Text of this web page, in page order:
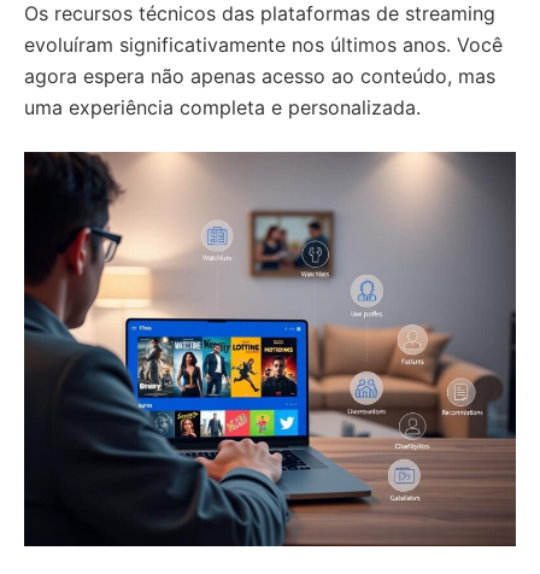
Os recursos técnicos das plataformas de streaming
evoluíram significativamente nos últimos anos. Você
agora espera não apenas acesso ao conteúdo, mas
uma experiência completa e personalizada.